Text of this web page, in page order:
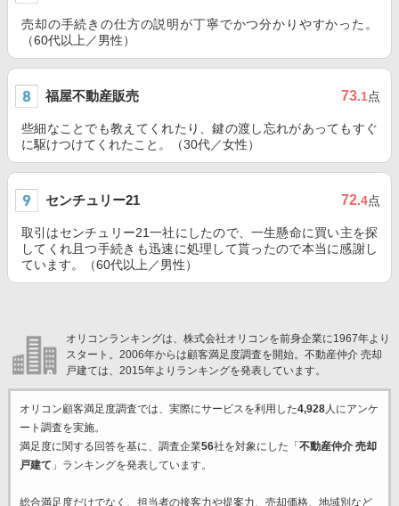
売却の手続きの仕方の説明が丁寧でかつ分かりやすかった。
（60代以上／男性）
福屋不動産販売 73.1点
些細なことでも教えてくれたり、鍵の渡し忘れがあってもすぐ
に駆けつけてくれたこと。（30代／女性）
センチュリー21 72.4点
取引はセンチュリー21一社にしたので、一生懸命に買い主を探
してくれ且つ手続きも迅速に処理して貰ったので本当に感謝し
ています。（60代以上／男性）
オリコンランキングは、株式会社オリコンを前身企業に1967年より
スタート。2006年からは顧客満足度調査を開始。不動産仲介 売却
戸建ては、2015年よりランキングを発表しています。
オリコン顧客満足度調査では、実際にサービスを利用した4,928人にアンケ
ート調査を実施。
満足度に関する回答を基に、調査企業56社を対象にした「 不動産仲介 売却
戸建て 」ランキングを発表しています。
総合満足度だけでなく、担当者の接客力や提案力、売却価格、地域別など